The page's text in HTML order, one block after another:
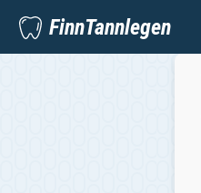
FinnTannlegen